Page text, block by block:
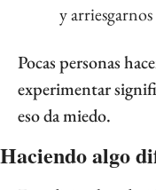
y
Pocas personas
experimentar
eso da miedo.
Haciendo algo